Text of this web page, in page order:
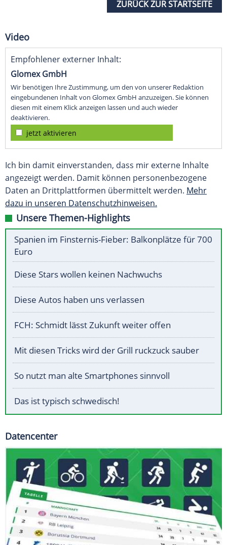
ZURÜCK ZUR STARTSEITE
Video
Empfohlener externer Inhalt:
Glomex GmbH
Wir benötigen Ihre Zustimmung, um den von unserer Redaktion
eingebundenen Inhalt von Glomex GmbH anzuzeigen. Sie können
diesen mit einem Klick anzeigen lassen und auch wieder
deaktivieren.
jetzt aktivieren
Ich bin damit einverstanden, dass mir externe Inhalte
angezeigt werden. Damit können personenbezogene
Daten an Drittplattformen übermittelt werden. Mehr
dazu in unseren Datenschutzhinweisen.
Unsere Themen-Highlights
Spanien im Finsternis-Fieber: Balkonplätze für 700
Euro
Diese Stars wollen keinen Nachwuchs
Diese Autos haben uns verlassen
FCH: Schmidt lässt Zukunft weiter offen
Mit diesen Tricks wird der Grill ruckzuck sauber
So nutzt man alte Smartphones sinnvoll
Das ist typisch schwedisch!
Datencenter